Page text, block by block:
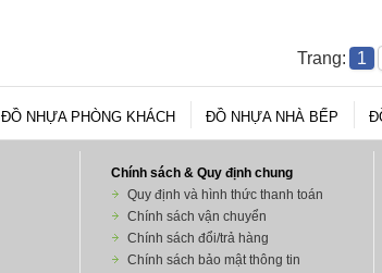
Trang: 1
ĐỒ NHỰA PHÒNG KHÁCH ĐỒ NHỰA NHÀ BẾP
Chính sách & Quy định chung
Quy định và hình thức thanh toán
Chính sách vận chuyển
Chính sách đổi/trả hàng
Chính sách bảo mật thông tin